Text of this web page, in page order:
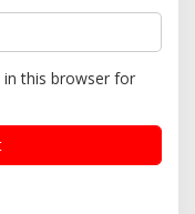
in this browser for